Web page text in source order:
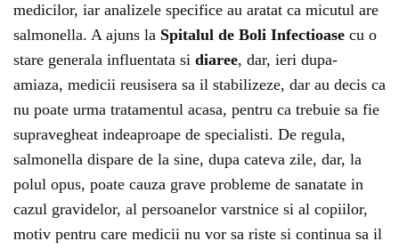
medicilor, iar analizele specifice au aratat ca micutul are
salmonella. A ajuns la Spitalul de Boli Infectioase cu o
stare generala influentata si diaree, dar, ieri dupa-
amiaza, medicii reusisera sa il stabilizeze, dar au decis ca
nu poate urma tratamentul acasa, pentru ca trebuie sa fie
supravegheat indeaproape de specialisti. De regula,
salmonella dispare de la sine, dupa cateva zile, dar, la
polul opus, poate cauza grave probleme de sanatate in
cazul gravidelor, al persoanelor varstnice si al copiilor,
motiv pentru care medicii nu vor sa riste si continua sa il